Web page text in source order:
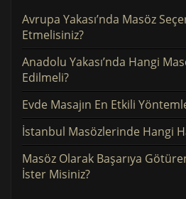
Avrupa Yakası’nda Masöz
Etmelisiniz?
Anadolu Yakası’nda Hangi
Edilmeli?
Evde Masajın En Etkili
İstanbul Masözlerinde Hangi
Masöz Olarak Başarıya
İster Misiniz?